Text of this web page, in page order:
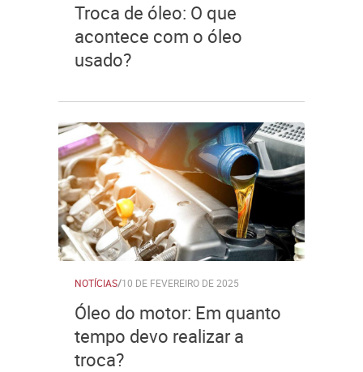
Troca de óleo: O que
acontece com o óleo
usado?
NOTÍCIAS/10 DE FEVEREIRO DE 2025
Óleo do motor: Em quanto
tempo devo realizar a
troca?